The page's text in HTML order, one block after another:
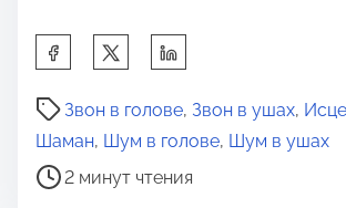
д
е
л
Звон в голове, Звон в ушах,
Шаман, Шум в голове, Шум в ушах
В
р
е
м
2 минут чтения